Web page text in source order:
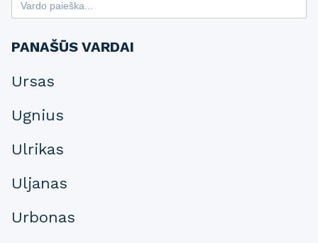
for:
PANAŠŪS VARDAI
Ursas
Ugnius
Ulrikas
Uljanas
Urbonas